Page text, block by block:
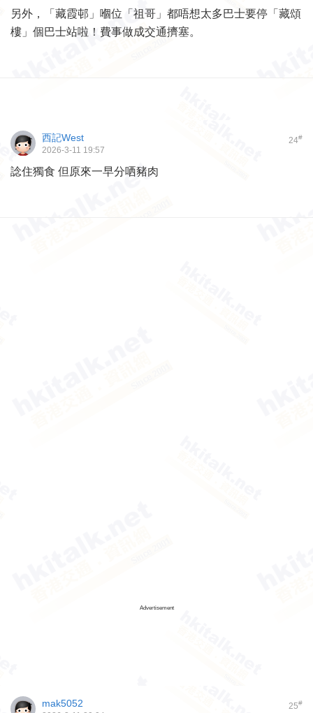
另外，「藏霞邨」嗰位「祖哥」都唔想太多巴士要停「藏頌
樓」個巴士站啦！費事做成交通擠塞。
24#
西記West
2026-3-11 19:57
諗住獨食 但原來一早分哂豬肉
Advertisement
25#
mak5052